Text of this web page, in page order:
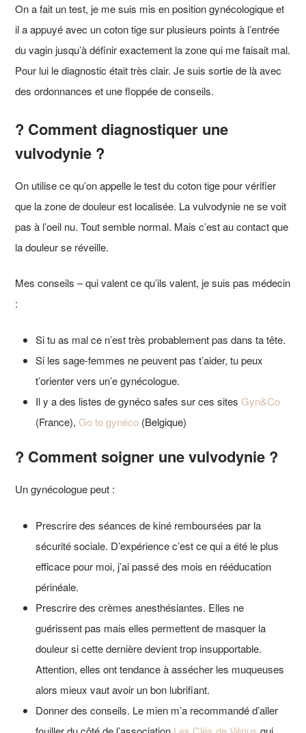
On a fait un test, je me suis mis en position gynécologique et
il a appuyé avec un coton tige sur plusieurs points à l’entrée
du vagin jusqu’à définir exactement la zone qui me faisait mal.
Pour lui le diagnostic était très clair. Je suis sortie de là avec
des ordonnances et une floppée de conseils.
? Comment diagnostiquer une
vulvodynie ?
On utilise ce qu’on appelle le test du coton tige pour vérifier
que la zone de douleur est localisée. La vulvodynie ne se voit
pas à l’oeil nu. Tout semble normal. Mais c’est au contact que
la douleur se réveille.
Mes conseils – qui valent ce qu’ils valent, je suis pas médecin
:
Si tu as mal ce n’est très probablement pas dans ta tête.
Si les sage-femmes ne peuvent pas t’aider, tu peux
t’orienter vers un’e gynécologue.
Il y a des listes de gynéco safes sur ces sitesGyn&Co
(France),Go to gynéco (Belgique)
? Comment soigner une vulvodynie ?
Un gynécologue peut :
Prescrire des séances de kiné remboursées par la
sécurité sociale. D’expérience c’est ce qui a été le plus
efficace pour moi, j’ai passé des mois en rééducation
périnéale.
Prescrire des crèmes anesthésiantes. Elles ne
guérissent pas mais elles permettent de masquer la
douleur si cette dernière devient trop insupportable.
Attention, elles ont tendance à assécher les muqueuses
alors mieux vaut avoir un bon lubrifiant.
Donner des conseils. Le mien m’a recommandé d’aller